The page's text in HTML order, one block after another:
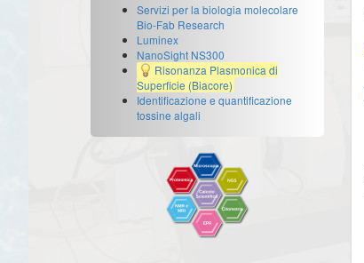
Servizi per la biologia molecolare
Bio-Fab Research
Luminex
NanoSight NS300
Risonanza Plasmonica di
Superficie (Biacore)
Identificazione e quantificazione
tossine algali